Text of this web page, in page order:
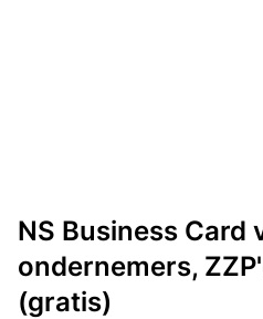
NS Business Card
ondernemers,
(gratis)